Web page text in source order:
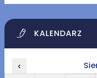
KALENDARZ
‹